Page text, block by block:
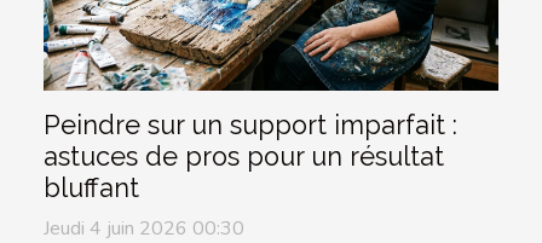
Peindre sur un support imparfait :
astuces de pros pour un résultat
bluffant
Jeudi 4 juin 2026 00:30